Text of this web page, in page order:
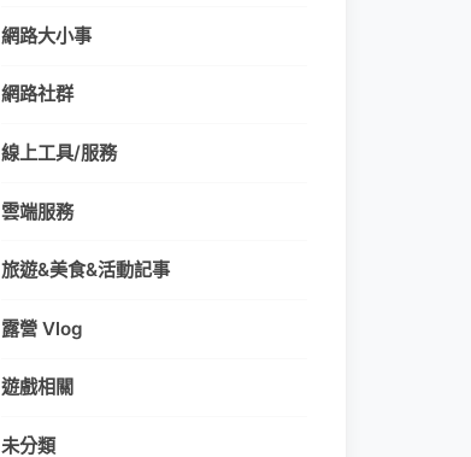
網路大小事
網路社群
線上工具/服務
雲端服務
旅遊&美食&活動記事
露營 Vlog
遊戲相關
未分類